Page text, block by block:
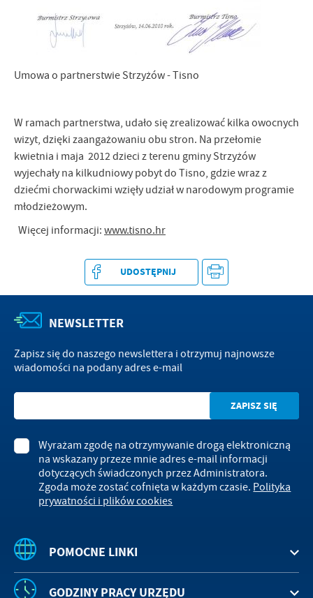
Umowa o partnerstwie Strzyżów - Tisno
W ramach partnerstwa, udało się zrealizować kilka owocnych
wizyt, dzięki zaangażowaniu obu stron. Na przełomie
kwietnia i maja 2012 dzieci z terenu gminy Strzyżów
wyjechały na kilkudniowy pobyt do Tisno, gdzie wraz z
dziećmi chorwackimi wzięły udział w narodowym programie
młodzieżowym.
Więcej informacji: www.tisno.hr
UDOSTĘPNIJ
POMOCNE LINKI
NEWSLETTER
Zapisz się do naszego newslettera i otrzymuj najnowsze
wiadomości na podany adres e-mail
Wyrażam zgodę na otrzymywanie drogą elektroniczną
na wskazany przeze mnie adres e-mail informacji
dotyczących świadczonych przez Administratora.
Zgoda może zostać cofnięta w każdym czasie. Polityka
prywatności i plików cookies
GODZINY PRACY URZĘDU